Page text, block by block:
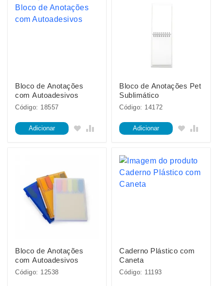
Bloco de Anotações
com Autoadesivos
Código: 18557
Adicionar
Bloco de Anotações Pet
Sublimático
Código: 14172
Adicionar
Bloco de Anotações
com Autoadesivos
Código: 12538
Caderno Plástico com
Caneta
Código: 11193